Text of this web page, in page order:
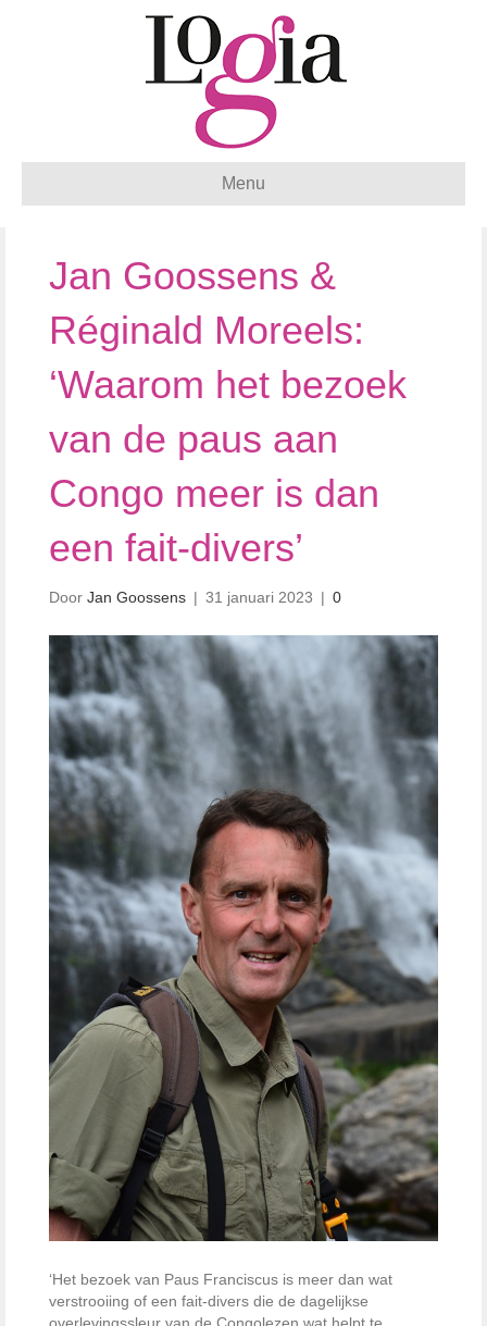
Menu
Jan Goossens &
Réginald Moreels:
‘Waarom het bezoek
van de paus aan
Congo meer is dan
een fait-divers’
Door Jan Goossens | 31 januari 2023 | 0
‘Het bezoek van Paus Franciscus is meer dan wat
verstrooiing of een fait-divers die de dagelijkse